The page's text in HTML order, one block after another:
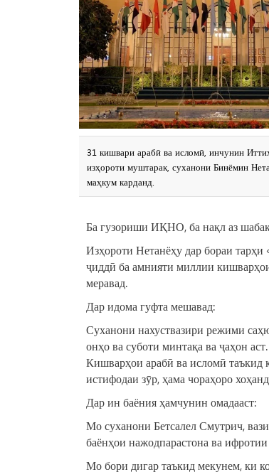
31 кишвари арабӣ ва исломӣ, инчунин
изҳороти муштарак, суханони Бинёмин
маҳкум карданд.
Ба гузориши ИҚНО, ба нақл аз
Изҳороти Нетанёҳу дар бораи
ҷиддӣ ба амнияти миллии
меравад.
Дар идома гуфта мешавад:
Суханони нахуствазири режими
онҳо ва суботи минтақа ва ҷаҳон аст.
Кишварҳои арабӣ ва исломӣ таъкид
истифодаи зӯр, ҳама чораҳоро
Дар ин баёния ҳамчунин омадааст:
Мо суханони Бетсалел Смутрич,
баёнҳои нажодпарастона ва
Мо бори дигар таъкид мекунем, ки